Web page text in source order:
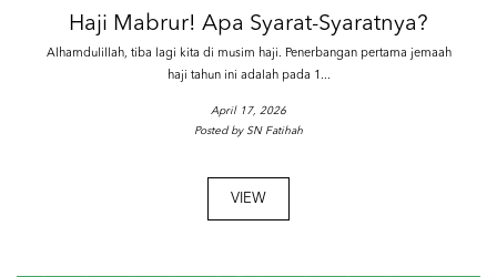
Haji Mabrur! Apa Syarat-Syaratnya?
Alhamdulillah, tiba lagi kita di musim haji. Penerbangan pertama jemaah
haji tahun ini adalah pada 1...
April 17, 2026
Posted by SN Fatihah
VIEW